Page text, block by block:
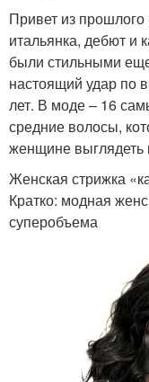
Привет из
итальянка, дебют и
были стильными
настоящий удар по
лет. В моде – 16
средние волосы,
женщине выглядеть
Женская стрижка
Кратко: модная
суперобъема